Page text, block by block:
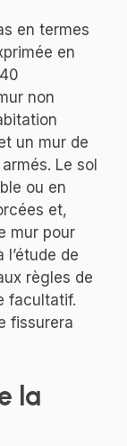
en termes
en
non
un mur de
Le sol
ou en
et,
mur pour
de
règles de
facultatif.
fissurera
la